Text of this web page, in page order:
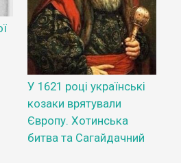
У 1621 році українські
козаки врятували
Європу. Хотинська
битва та Сагайдачний